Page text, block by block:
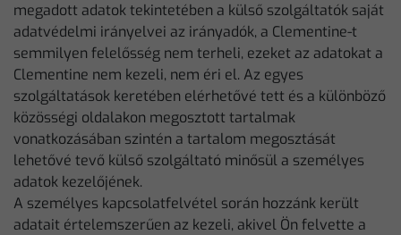
megadott adatok tekintetében a külső szolgáltatók saját
adatvédelmi irányelvei az irányadók, a Clementine-t
semmilyen felelősség nem terheli, ezeket az adatokat a
Clementine nem kezeli, nem éri el. Az egyes
szolgáltatások keretében elérhetővé tett és a különböző
közösségi oldalakon megosztott tartalmak
vonatkozásában szintén a tartalom megosztását
lehetővé tevő külső szolgáltató minősül a személyes
adatok kezelőjének.
A személyes kapcsolatfelvétel során hozzánk került
adatait értelemszerűen az kezeli, akivel Ön felvette a